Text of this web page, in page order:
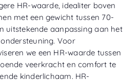
HR-waarde, idealiter boven
met een gewicht tussen 70-
uitstekende aanpassing aan het
Voor
we een HR-waarde tussen
veerkracht en comfort te
kinderlichaam. HR-